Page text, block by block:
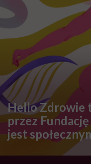
Hello Zdrowie
przez
jest